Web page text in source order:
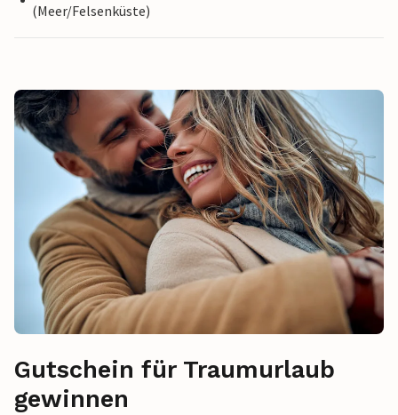
(Meer/Felsenküste)
Gutschein für Traumurlaub
gewinnen